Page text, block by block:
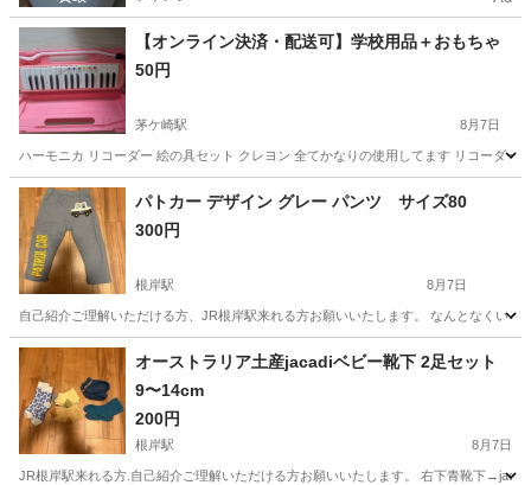
【オンライン決済・配送可】学校用品＋おもちゃ
50円
茅ケ崎駅 8月7日
ハーモニカ リコーダー 絵の具セット クレヨン 全てかなりの使用してます リコーダ
神奈川 横浜市 茅ケ崎駅 その他
パトカー デザイン グレー パンツ サイズ80
300円
根岸駅 8月7日
自己紹介ご理解いただける方、JR根岸駅来れる方お願いいたします。 なんとなくいろ
神奈川 横浜市 根岸駅 ベビー用品 パトカー
オーストラリア土産jacadiベビー靴下 2足セット
9〜14cm
200円
根岸駅 8月7日
JR根岸駅来れる方.自己紹介ご理解いただける方お願いいたします。 右下青靴下